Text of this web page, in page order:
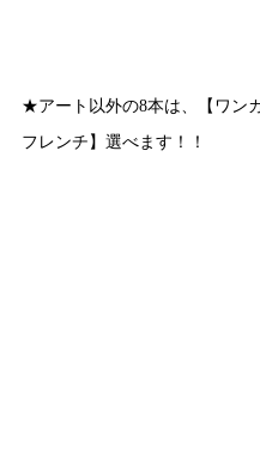
★アート以外の8本は、【ワン
フレンチ】選べます！！